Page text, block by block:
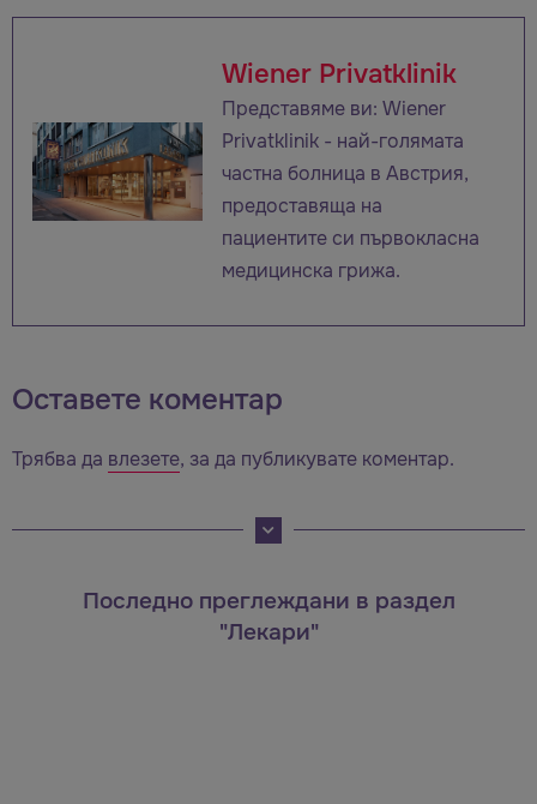
Wiener Privatklinik
Представяме ви: Wiener
Privatklinik - най-голямата
частна болница в Австрия,
предоставяща на
пациентите си първокласна
медицинска грижа.
Оставете коментар
Трябва да влезете, за да публикувате коментар.
Последно преглеждани в раздел
"Лекари"